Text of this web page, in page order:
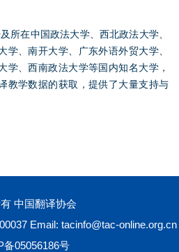
在中国政法大学、西北政法大学、
学、南开大学、广东外语外贸大学、
学、西南政法大学等国内知名大学，
教学数据的获取，提供了大量支持与
中国翻译协会
Email: tacinfo@tac-online.org.cn
备05056186号